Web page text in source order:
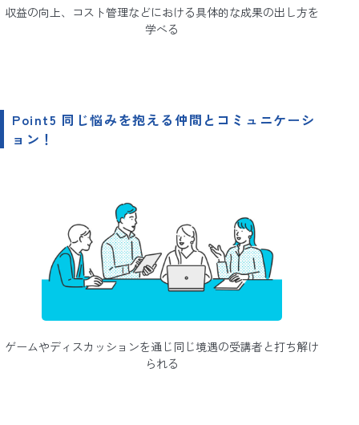
収益の向上、コスト管理などにおける具体的な成果の出し方を
学べる
Point5 同じ悩みを抱える仲間とコミュニケーシ
ョン！
ゲームやディスカッションを通じ同じ境遇の受講者と打ち解け
られる